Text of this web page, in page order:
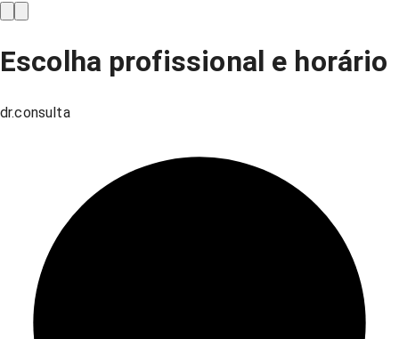
Escolha profissional e horário
dr.consulta